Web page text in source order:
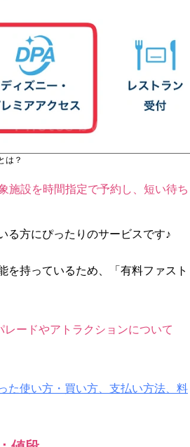
は？
施設を時間指定で予約し、短い待ち
る方にぴったりのサービスです♪
を持っているため、「有料ファスト
ードやアトラクションについて
た使い方・買い方、支払い方法、料